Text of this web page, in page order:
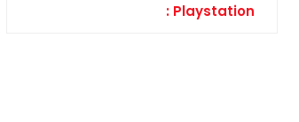
Playstation :